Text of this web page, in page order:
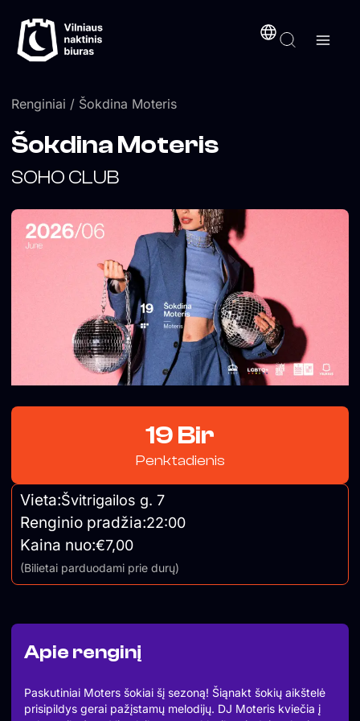
prie
turinio
Renginiai / Šokdina Moteris
Apie renginį
Paskutiniai Moters šokiai šį sezoną! Šiąnakt šokių aikštelė
prisipildys gerai pažįstamų melodijų. DJ Moteris kviečia į
Šokdina Moteris
SOHO CLUB
19 Bir
Penktadienis
Vieta:Švitrigailos g. 7
Renginio pradžia:22:00
Kaina nuo:€7,00
(Bilietai parduodami prie durų)